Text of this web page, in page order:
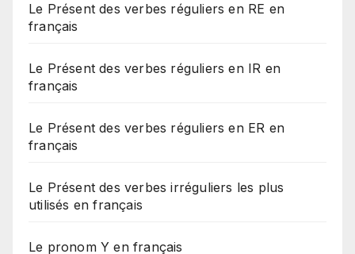
Le Présent des verbes réguliers en RE en
français
Le Présent des verbes réguliers en IR en
français
Le Présent des verbes réguliers en ER en
français
Le Présent des verbes irréguliers les plus
utilisés en français
Le pronom Y en français